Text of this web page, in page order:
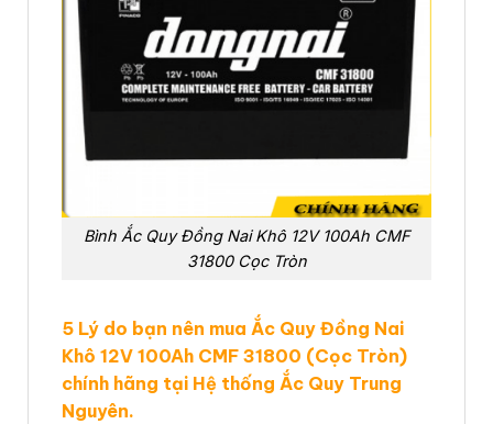
Bình Ắc Quy Đồng Nai Khô 12V 100Ah CMF
31800 Cọc Tròn
5 Lý do bạn nên mua Ắc Quy Đồng Nai
Khô 12V 100Ah CMF 31800 (Cọc Tròn)
chính hãng tại Hệ thống Ắc Quy Trung
Nguyên.